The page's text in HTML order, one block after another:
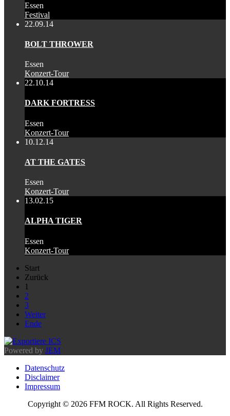
Essen
Festival
22.09.14
BOLT THROWER
Essen
Konzert-Tour
22.10.14
DARK FORTRESS
Essen
Konzert-Tour
10.12.14
AT THE GATES
Essen
Konzert-Tour
13.02.15
ALPHA TIGER
Essen
Konzert-Tour
Start
Zurück
1
2
3
Weiter
Ende
Powered by JEM
Datenschutz
Disclaimer
Impressum
Copyright © 2026 FFM ROCK. All Rights Reserved.